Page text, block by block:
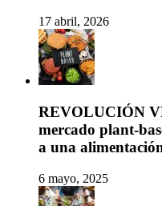
17 abril, 2026
REVOLUCIÓN
mercado plant-
a una
6 mayo, 2025